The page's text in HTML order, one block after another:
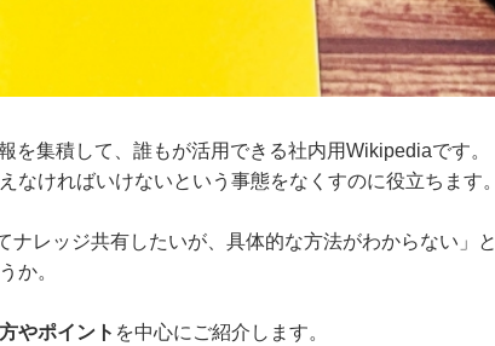
を集積して、誰もが活用できる社内用Wikipediaです。
なければいけないという事態をなくすのに役立ちます。
ナレッジ共有したいが、具体的な方法がわからない」と
か。
やポイント を中心にご紹介します。